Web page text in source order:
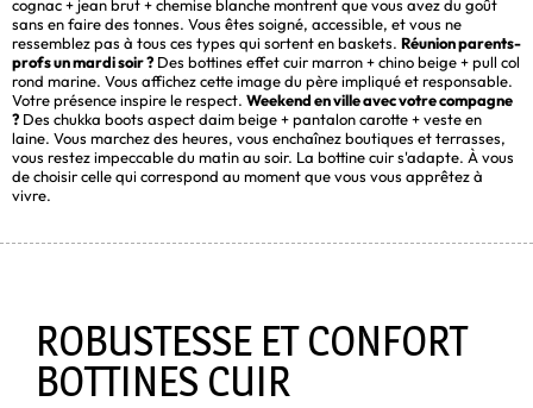
cognac + jean brut + chemise blanche montrent que vous avez du goût
sans en faire des tonnes. Vous êtes soigné, accessible, et vous ne
ressemblez pas à tous ces types qui sortent en baskets. Réunion parents-
profs un mardi soir ? Des bottines effet cuir marron + chino beige + pull col
rond marine. Vous affichez cette image du père impliqué et responsable.
Votre présence inspire le respect. Weekend en ville avec votre compagne
? Des chukka boots aspect daim beige + pantalon carotte + veste en
laine. Vous marchez des heures, vous enchaînez boutiques et terrasses,
vous restez impeccable du matin au soir. La bottine cuir s'adapte. À vous
de choisir celle qui correspond au moment que vous vous apprêtez à
vivre.
ROBUSTESSE ET CONFORT
BOTTINES CUIR